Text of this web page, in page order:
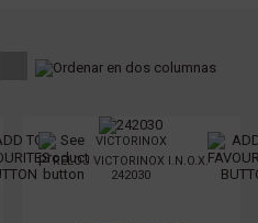
VICTORINOX
RELOJ VICTORINOX I.N.O.X.
242030